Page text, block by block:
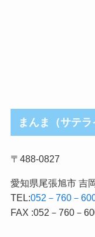
まんま（サテ
〒488-0827
愛知県尾張旭市 吉
TEL:052－760－
FAX :052－760－